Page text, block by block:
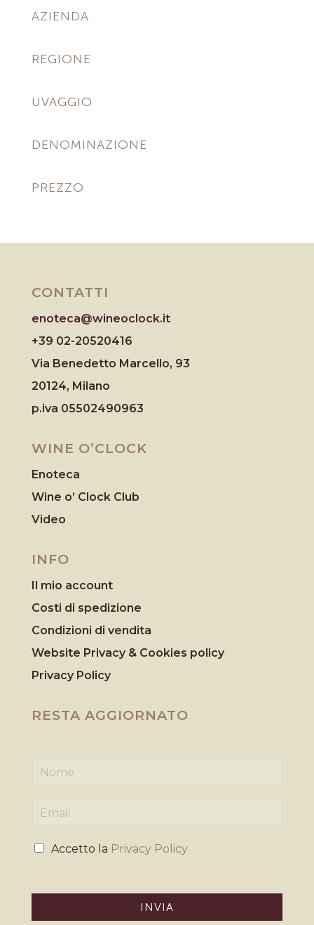
AZIENDA
REGIONE
UVAGGIO
DENOMINAZIONE
PREZZO
CONTATTI
enoteca@wineoclock.it
+39 02-20520416
Via Benedetto Marcello, 93
20124, Milano
p.iva 05502490963
WINE O’CLOCK
Enoteca
Wine o’ Clock Club
Video
INFO
Il mio account
Costi di spedizione
Condizioni di vendita
Website Privacy & Cookies policy
Privacy Policy
RESTA AGGIORNATO
m
iP
Accetto la Privacy Policy
INVIA